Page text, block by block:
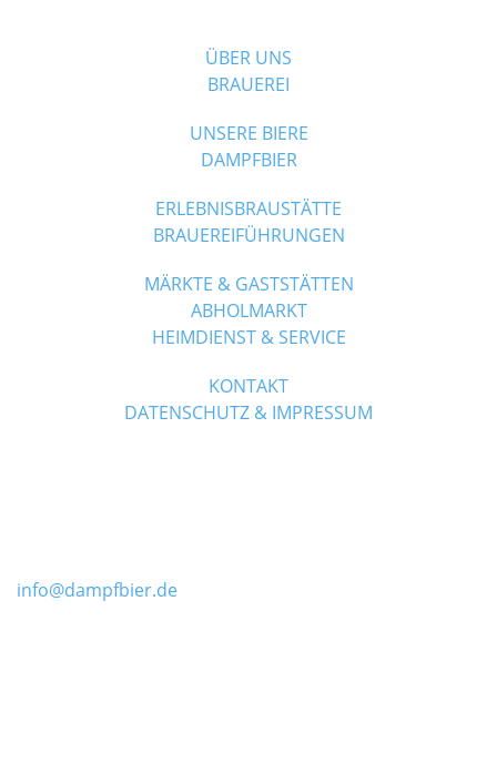
ÜBER UNS
BRAUEREI
UNSERE BIERE
DAMPFBIER
ERLEBNISBRAUSTÄTTE
BRAUEREIFÜHRUNGEN
MÄRKTE & GASTSTÄTTEN
ABHOLMARKT
HEIMDIENST & SERVICE
KONTAKT
DATENSCHUTZ & IMPRESSUM
info@dampfbier.de